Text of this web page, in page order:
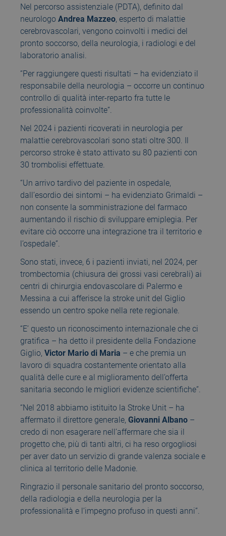
Nel percorso assistenziale (PDTA), definito dal
neurologo Andrea Mazzeo, esperto di malattie
cerebrovascolari, vengono coinvolti i medici del
pronto soccorso, della neurologia, i radiologi e del
laboratorio analisi.
“Per raggiungere questi risultati – ha evidenziato il
responsabile della neurologia – occorre un continuo
controllo di qualità inter-reparto fra tutte le
professionalità coinvolte”.
Nel 2024 i pazienti ricoverati in neurologia per
malattie cerebrovascolari sono stati oltre 300. Il
percorso stroke è stato attivato su 80 pazienti con
30 trombolisi effettuate.
“Un arrivo tardivo del paziente in ospedale,
dall’esordio dei sintomi – ha evidenziato Grimaldi –
non consente la somministrazione del farmaco
aumentando il rischio di sviluppare emiplegia. Per
evitare ciò occorre una integrazione tra il territorio e
l’ospedale”.
Sono stati, invece, 6 i pazienti inviati, nel 2024, per
trombectomia (chiusura dei grossi vasi cerebrali) ai
centri di chirurgia endovascolare di Palermo e
Messina a cui afferisce la stroke unit del Giglio
essendo un centro spoke nella rete regionale.
“E’ questo un riconoscimento internazionale che ci
gratifica – ha detto il presidente della Fondazione
Giglio, Victor Mario di Maria – e che premia un
lavoro di squadra costantemente orientato alla
qualità delle cure e al miglioramento dell’offerta
sanitaria secondo le migliori evidenze scientifiche”.
“Nel 2018 abbiamo istituito la Stroke Unit – ha
affermato il direttore generale, Giovanni Albano –
credo di non esagerare nell’affermare che sia il
progetto che, più di tanti altri, ci ha reso orgogliosi
per aver dato un servizio di grande valenza sociale e
clinica al territorio delle Madonie.
Ringrazio il personale sanitario del pronto soccorso,
della radiologia e della neurologia per la
professionalità e l’impegno profuso in questi anni”.